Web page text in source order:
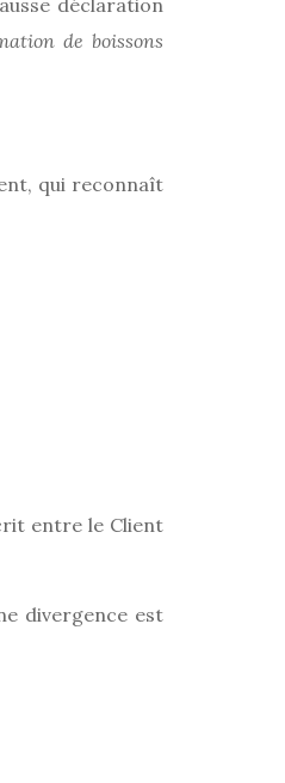
déclaration
de boissons
qui reconnaît
entre le Client
divergence est